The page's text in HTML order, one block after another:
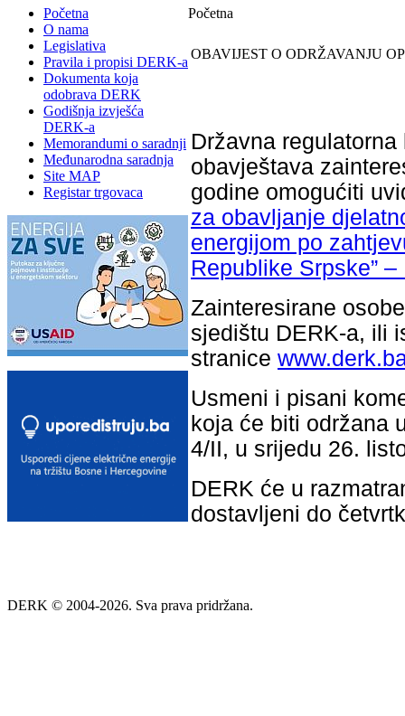
Početna
O nama
Legislativa
Pravila i propisi DERK-a
Dokumenta koja
odobrava DERK
Godišnja izvješća
DERK-a
Memorandumi o saradnji
Međunarodna saradnja
Site MAP
Registar trgovaca
Početna
OBAVIJEST O ODRŽAVANJU
Državna
obavještava
godine omogućiti
za obavljanje
energijom po
Republike Srpske”
Zainteresirane
sjedištu DERK-a, ili
stranice
Usmeni i pisani
koja će biti održana
4/II, u srijedu 26.
DERK će u
dostavljeni do
DERK © 2004-2026. Sva prava pridržana.